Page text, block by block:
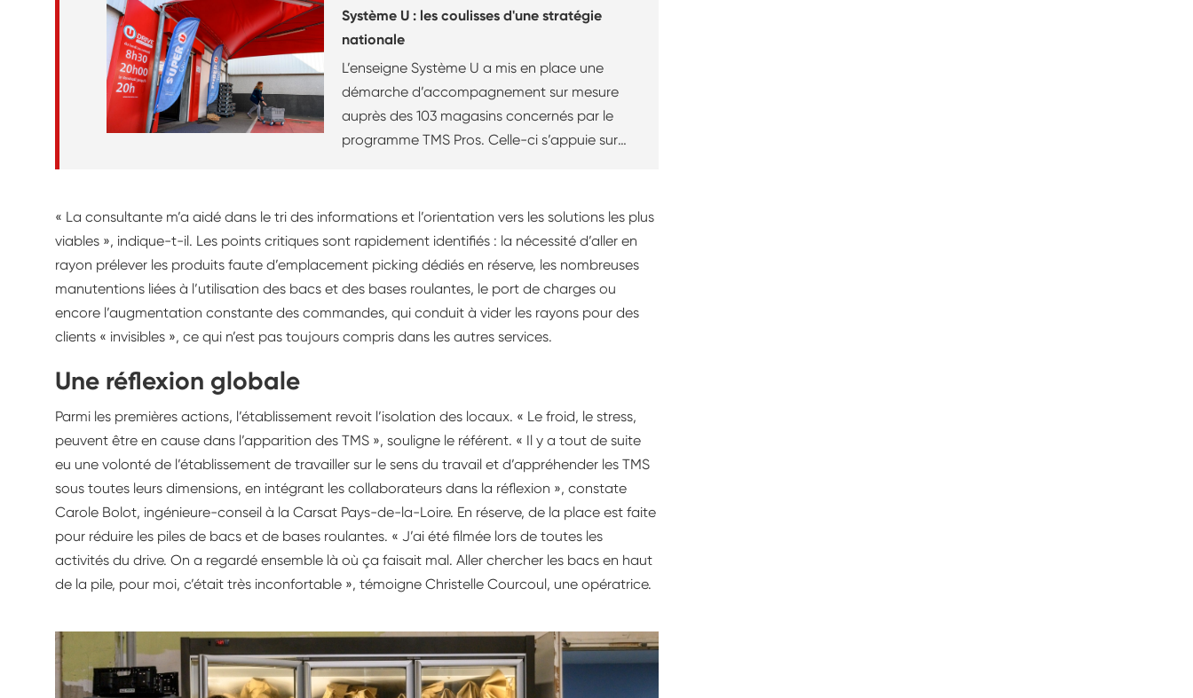
Système U : les coulisses d'une stratégie
nationale
L’enseigne Système U a mis en place une
démarche d’accompagnement sur mesure
auprès des 103 magasins concernés par le
programme TMS Pros. Celle-ci s’appuie sur
projet de prévention des TMS et à mettre en
place des plans d’action. Le fruit d’une
collaboration entre Cédryc Fernandez,
contrôleur de sécurité à la Carsat Rhône-
Alpes, et Ludivine Notarianni, responsable
qualité, santé, sécurité, environnement chez
« La consultante m’a aidé dans le tri des informations et l’orientation vers les solutions les plus
viables », indique-t-il. Les points critiques sont rapidement identifiés : la nécessité d’aller en
rayon prélever les produits faute d’emplacement picking dédiés en réserve, les nombreuses
manutentions liées à l’utilisation des bacs et des bases roulantes, le port de charges ou
encore l’augmentation constante des commandes, qui conduit à vider les rayons pour des
clients « invisibles », ce qui n’est pas toujours compris dans les autres services.
Une réflexion globale
Parmi les premières actions, l’établissement revoit l’isolation des locaux. « Le froid, le stress,
peuvent être en cause dans l’apparition des TMS », souligne le référent. « Il y a tout de suite
eu une volonté de l’établissement de travailler sur le sens du travail et d’appréhender les TMS
sous toutes leurs dimensions, en intégrant les collaborateurs dans la réflexion », constate
Carole Bolot, ingénieure-conseil à la Carsat Pays-de-la-Loire. En réserve, de la place est faite
pour réduire les piles de bacs et de bases roulantes. « J’ai été filmée lors de toutes les
activités du drive. On a regardé ensemble là où ça faisait mal. Aller chercher les bacs en haut
de la pile, pour moi, c’était très inconfortable », témoigne Christelle Courcoul, une opératrice.